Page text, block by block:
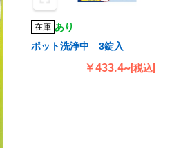
在庫 あり
ポット洗浄中 3錠入
￥433.4~[税込]